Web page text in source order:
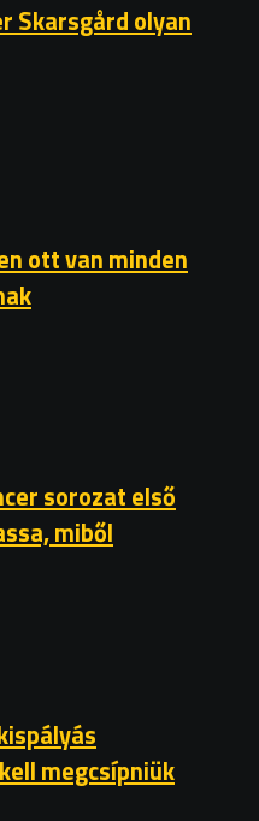
Skarsgård olyan
ott van minden
sorozat első
miből
megcsípniük